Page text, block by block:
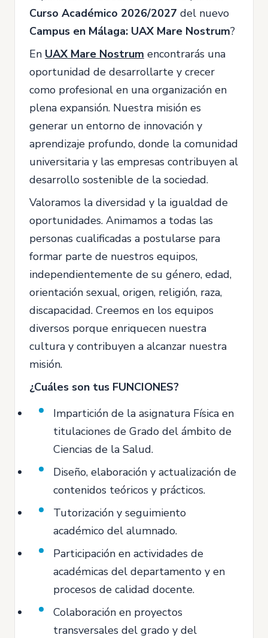
Curso Académico 2026/2027 del nuevo
Campus en Málaga: UAX Mare Nostrum?
En UAX Mare Nostrum encontrarás una
oportunidad de desarrollarte y crecer
como profesional en una organización en
plena expansión. Nuestra misión es
generar un entorno de innovación y
aprendizaje profundo, donde la comunidad
universitaria y las empresas contribuyen al
desarrollo sostenible de la sociedad.
Valoramos la diversidad y la igualdad de
oportunidades. Animamos a todas las
personas cualificadas a postularse para
formar parte de nuestros equipos,
independientemente de su género, edad,
orientación sexual, origen, religión, raza,
discapacidad. Creemos en los equipos
diversos porque enriquecen nuestra
cultura y contribuyen a alcanzar nuestra
misión.
¿Cuáles son tus FUNCIONES?
Impartición de la asignatura Física en
titulaciones de Grado del ámbito de
Ciencias de la Salud.
Diseño, elaboración y actualización de
contenidos teóricos y prácticos.
Tutorización y seguimiento
académico del alumnado.
Participación en actividades de
académicas del departamento y en
procesos de calidad docente.
Colaboración en proyectos
transversales del grado y del